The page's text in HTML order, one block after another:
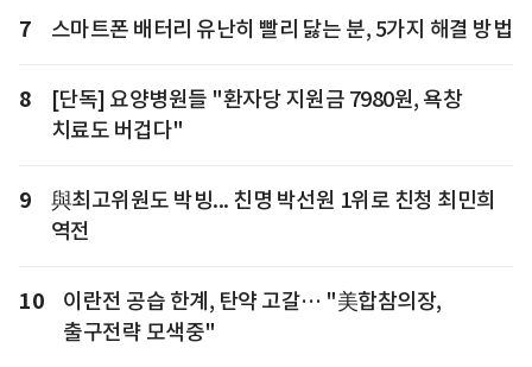
7 스마트폰 배터리 유난히 빨리 닳는 분, 5가지 해결 방법
8
[단독] 요양병원들 "환자당 지원금 7980원, 욕창
치료도 버겁다"
9
與최고위원도 박빙... 친명 박선원 1위로 친청 최민희
역전
10
이란전 공습 한계, 탄약 고갈… "美합참의장,
출구전략 모색중"